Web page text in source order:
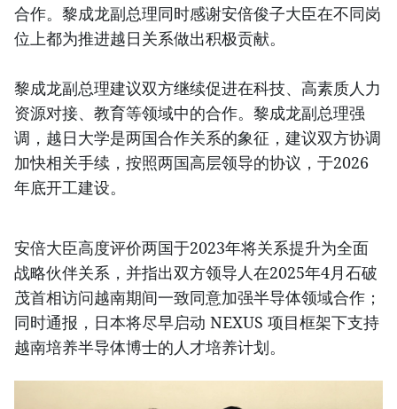
合作。黎成龙副总理同时感谢安倍俊子大臣在不同岗
位上都为推进越日关系做出积极贡献。
黎成龙副总理建议双方继续促进在科技、高素质人力
资源对接、教育等领域中的合作。黎成龙副总理强
调，越日大学是两国合作关系的象征，建议双方协调
加快相关手续，按照两国高层领导的协议，于2026
年底开工建设。
安倍大臣高度评价两国于2023年将关系提升为全面
战略伙伴关系，并指出双方领导人在2025年4月石破
茂首相访问越南期间一致同意加强半导体领域合作；
同时通报，日本将尽早启动 NEXUS 项目框架下支持
越南培养半导体博士的人才培养计划。